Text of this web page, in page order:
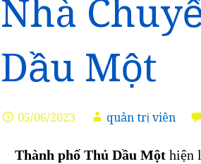
Nhà
Dầu Một
05/06/2023 quản trị viên
Thành phố Thủ Dầu Một hiện